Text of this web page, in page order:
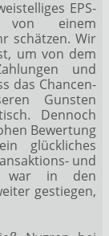
EPS-
einem
schätzen. Wir
um von dem
und
das Chancen-
Gunsten
Dennoch
Bewertung
glückliches
und
war in den
gestiegen,